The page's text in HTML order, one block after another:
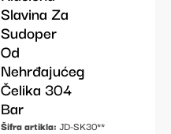
Slavina Za
Sudoper
Od
Nehrđajućeg
Čelika 304
Bar
Šifra artikla: JD-SK30**